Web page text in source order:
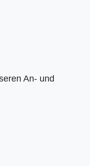
An- und